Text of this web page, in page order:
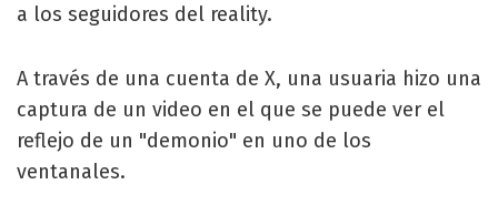
a los seguidores del reality.
A través de una cuenta de X, una usuaria hizo una
captura de un video en el que se puede ver el
reflejo de un "demonio" en uno de los
ventanales.